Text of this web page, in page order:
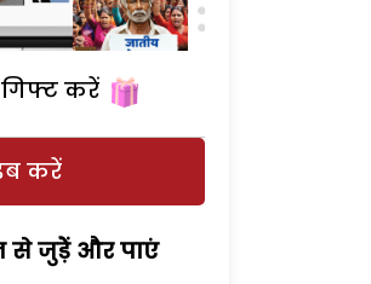
गिफ्ट करें
करें
से जुड़ेें और पाएं